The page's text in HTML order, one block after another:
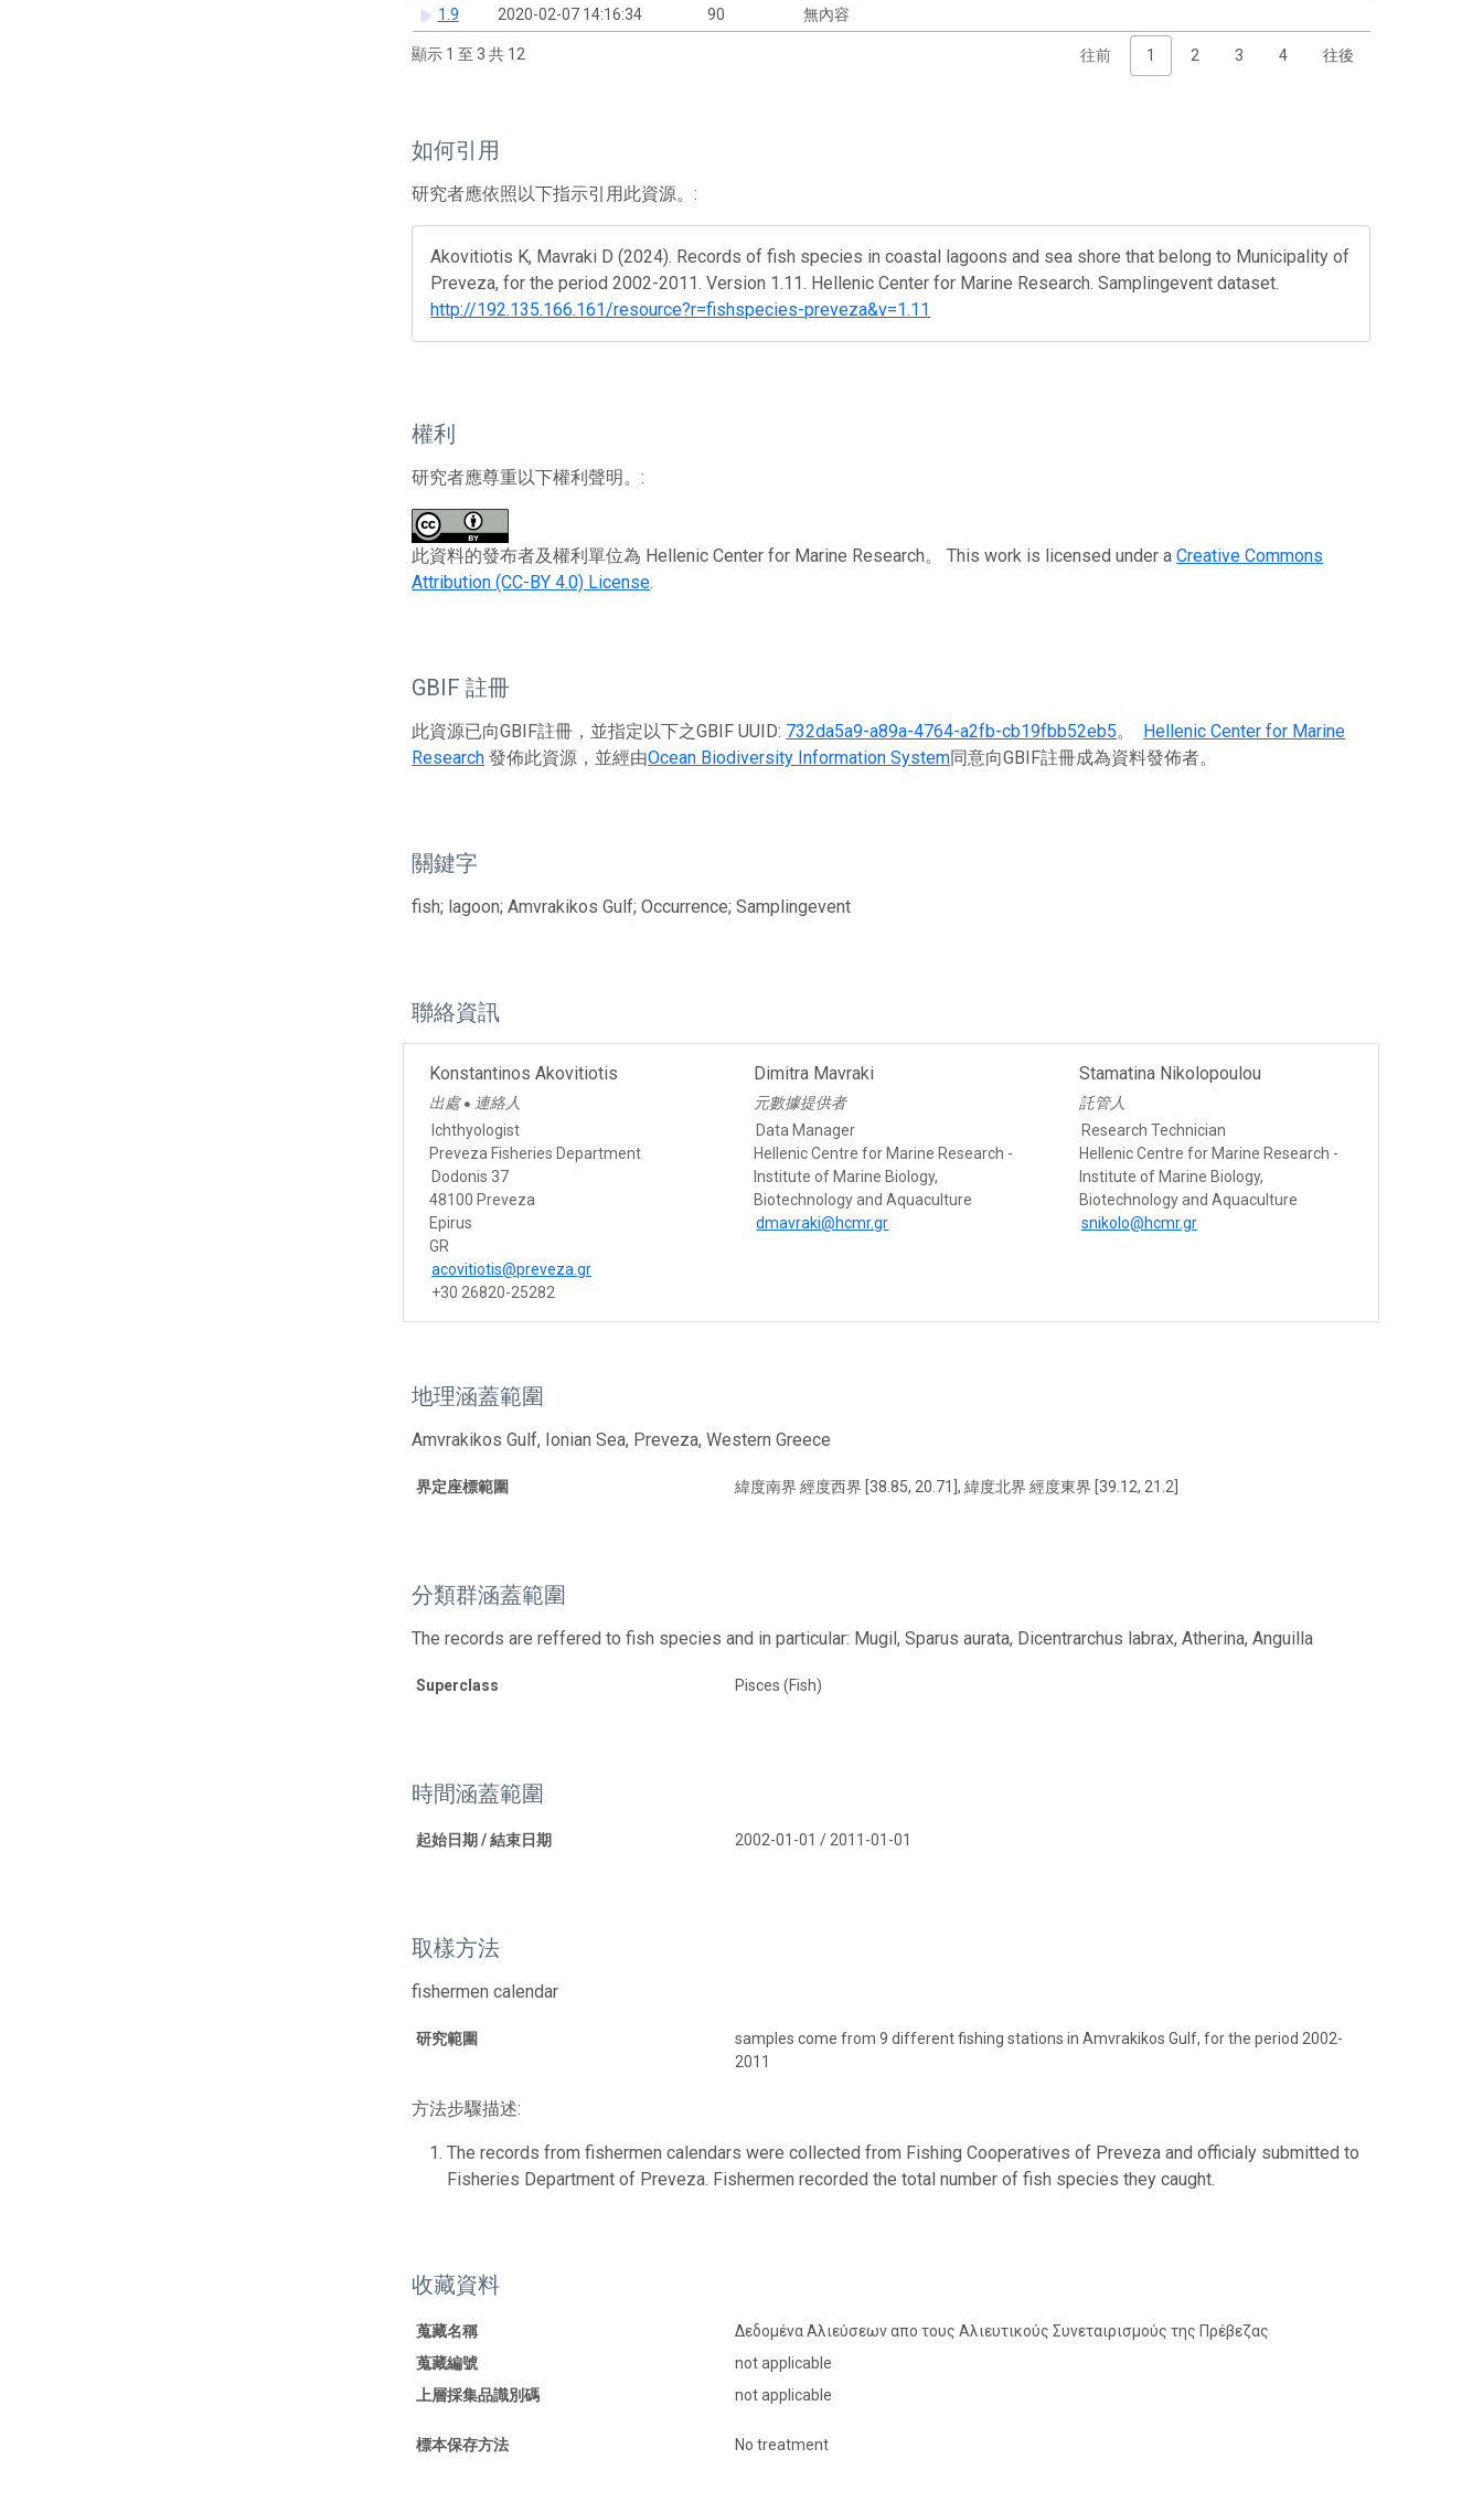
1.9
2020-02-07 14:16:34 90 無內容
顯示 1 至 3 共 12 往前 1 2 3 4 往後
如何引用
研究者應依照以下指示引用此資源。:
Akovitiotis K, Mavraki D (2024). Records of fish species in coastal lagoons and sea shore that belong to Municipality of
Preveza, for the period 2002-2011. Version 1.11. Hellenic Center for Marine Research. Samplingevent dataset.
http://192.135.166.161/resource?r=fishspecies-preveza&v=1.11
權利
研究者應尊重以下權利聲明。:
此資料的發布者及權利單位為 Hellenic Center for Marine Research。 This work is licensed under aCreative Commons
Attribution (CC-BY 4.0) License.
GBIF 註冊
此資源已向GBIF註冊，並指定以下之GBIF UUID: 732da5a9-a89a-4764-a2fb-cb19fbb52eb5。
Hellenic Center for Marine
Research 發佈此資源，並經由Ocean Biodiversity Information System同意向GBIF註冊成為資料發佈者。
關鍵字
fish; lagoon; Amvrakikos Gulf; Occurrence; Samplingevent
聯絡資訊
Konstantinos Akovitiotis
出處 ● 連絡人
Ichthyologist
Preveza Fisheries Department
Dodonis 37
48100 Preveza
Epirus
GR
acovitiotis@preveza.gr
+30 26820-25282
Dimitra Mavraki
元數據提供者
Data Manager
Hellenic Centre for Marine Research -
Institute of Marine Biology,
Biotechnology and Aquaculture
dmavraki@hcmr.gr
Stamatina Nikolopoulou
託管人
Research Technician
Hellenic Centre for Marine Research -
Institute of Marine Biology,
Biotechnology and Aquaculture
snikolo@hcmr.gr
地理涵蓋範圍
Amvrakikos Gulf, Ionian Sea, Preveza, Western Greece
界定座標範圍 緯度南界 經度西界 [38.85, 20.71], 緯度北界 經度東界 [39.12, 21.2]
分類群涵蓋範圍
The records are reffered to fish species and in particular: Mugil, Sparus aurata, Dicentrarchus labrax, Atherina, Anguilla
Superclass Pisces (Fish)
時間涵蓋範圍
起始日期 / 結束日期 2002-01-01 / 2011-01-01
取樣方法
fishermen calendar
研究範圍
samples come from 9 different fishing stations in Amvrakikos Gulf, for the period 2002-
2011
方法步驟描述:
The records from fishermen calendars were collected from Fishing Cooperatives of Preveza and officialy submitted to
Fisheries Department of Preveza. Fishermen recorded the total number of fish species they caught.
收藏資料
蒐藏名稱
Δεδομένα Αλιεύσεων απο τους Αλιευτικούς Συνεταιρισμούς της Πρέβεζας
蒐藏編號
not applicable
上層採集品識別碼
not applicable
標本保存方法 No treatment